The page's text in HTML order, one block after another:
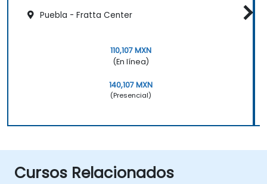
Puebla - Fratta Center
110,107 MXN
(En línea)
140,107 MXN
(Presencial)
Cursos Relacionados